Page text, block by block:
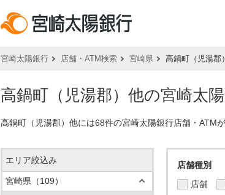
宮崎太陽銀行 店舗・ATM検索 宮崎県 高鍋町（児湯郡
高鍋町（児湯郡）他の宮崎太
高鍋町（児湯郡）他には68件の宮崎太陽銀行店舗・ATM
店舗種別
店舗
エリア絞込み
宮崎県 （109）